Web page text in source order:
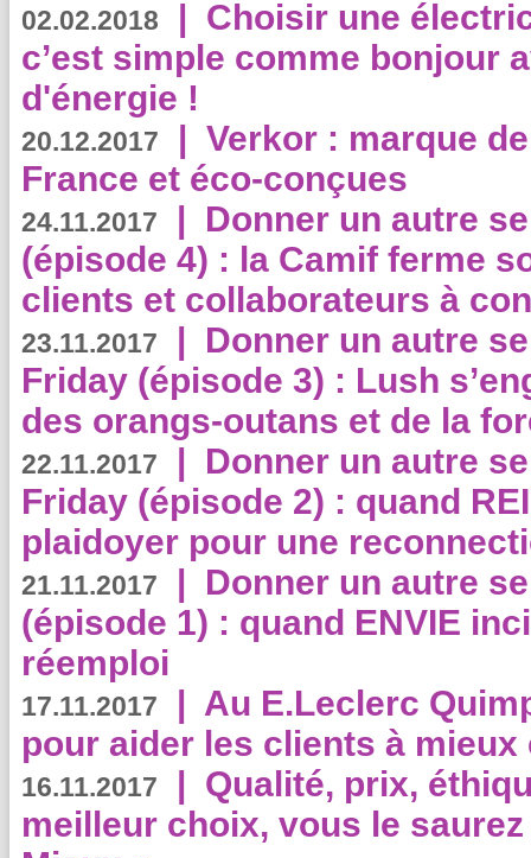
02.02.2018 | Choisir une
c’est simple comme bonjour
d'énergie !
20.12.2017 | Verkor : marque
France et éco-conçues
24.11.2017 | Donner un autre
(épisode 4) : la Camif ferme
clients et collaborateurs à
23.11.2017 | Donner un autre
Friday (épisode 3) : Lush
des orangs-outans et de la
22.11.2017 | Donner un autre
Friday (épisode 2) : quand
plaidoyer pour une
21.11.2017 | Donner un autre
(épisode 1) : quand ENVIE
réemploi
17.11.2017 | Au E.Leclerc
pour aider les clients à
16.11.2017 | Qualité, prix,
meilleur choix, vous le